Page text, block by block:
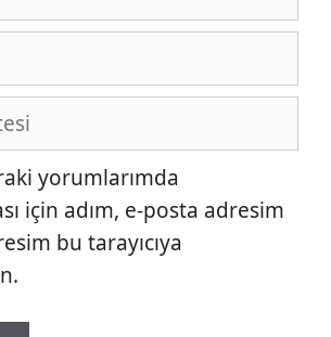
yorumlarımda
için adım, e-posta adresim
bu tarayıcıya